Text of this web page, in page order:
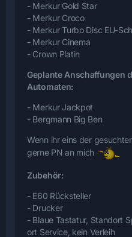
- Merkur Gold Star
- Merkur Croco
- Merkur Turbo Disc EU-
- Merkur Cinema
- Crown Platin
Geplante Anschaffungen
Automaten:
- Merkur Jackpot
- Bergmann Big Ben
Wenn ihr eins der
gerne PN an mich
Zubehör:
- E60 Rücksteller
- Drucker
- Blaue Tastatur, Standort
ort Service, kein Verleih